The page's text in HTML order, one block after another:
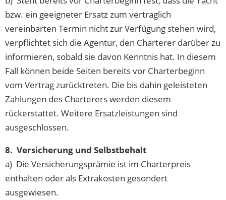
bzw. ein geeigneter Ersatz zum vertraglich
vereinbarten Termin nicht zur Verfügung stehen wird,
verpflichtet sich die Agentur, den Charterer darüber zu
informieren, sobald sie davon Kenntnis hat. In diesem
Fall können beide Seiten bereits vor Charterbeginn
vom Vertrag zurücktreten. Die bis dahin geleisteten
Zahlungen des Charterers werden diesem
rückerstattet. Weitere Ersatzleistungen sind
ausgeschlossen.
8. Versicherung und Selbstbehalt
a) Die Versicherungsprämie ist im Charterpreis
enthalten oder als Extrakosten gesondert
ausgewiesen.